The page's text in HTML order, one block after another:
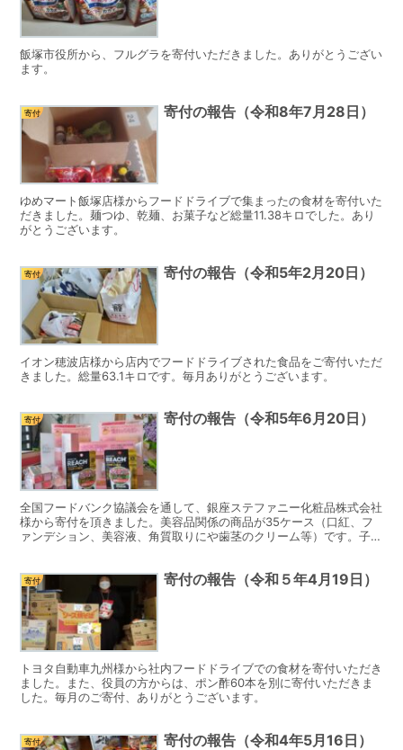
飯塚市役所から、フルグラを寄付いただきました。ありがとうござい
ます。
寄付 寄付の報告（令和8年7月28日）
ゆめマート飯塚店様からフードドライブで集まったの食材を寄付いた
だきました。麺つゆ、乾麺、お菓子など総量11.38キロでした。あり
がとうございます。
寄付 寄付の報告（令和5年2月20日）
イオン穂波店様から店内でフードドライブされた食品をご寄付いただ
きました。総量63.1キロです。毎月ありがとうございます。
寄付 寄付の報告（令和5年6月20日）
全国フードバンク協議会を通して、銀座ステファニー化粧品株式会社
様から寄付を頂きました。美容品関係の商品が35ケース（口紅、フ
ァンデション、美容液、角質取りにや歯茎のクリーム等）です。子育
寄付 寄付の報告（令和５年4月19日）
トヨタ自動車九州様から社内フードドライブでの食材を寄付いただき
ました。また、役員の方からは、ポン酢60本を別に寄付いただきま
した。毎月のご寄付、ありがとうございます。
寄付 寄付の報告（令和4年5月16日）